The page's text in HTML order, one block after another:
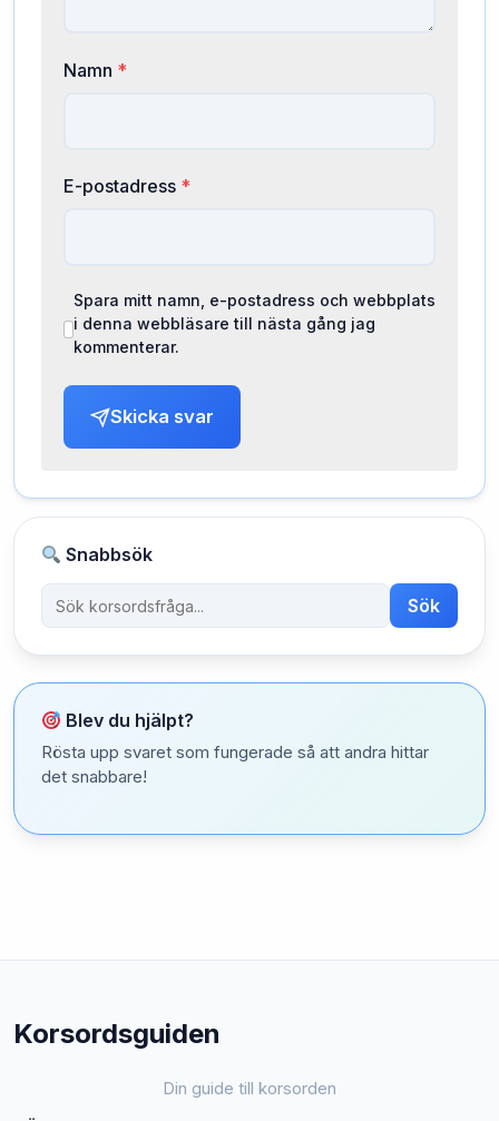
Namn *
E-postadress *
Spara mitt namn, e-postadress och webbplats
i denna webbläsare till nästa gång jag
kommenterar.
Skicka svar
Snabbsök
Sök
Blev du hjälpt?
Rösta upp svaret som fungerade så att andra hittar
det snabbare!
Korsordsguiden
Din guide till korsorden